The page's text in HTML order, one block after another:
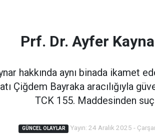
Prf. Dr. Ayfer
hakkında aynı binada ikamet
Çiğdem Bayraka aracılığıyla
TCK 155. Maddesinden
GÜNCEL OLAYLAR Yayın: 24 Aralık 2025 -